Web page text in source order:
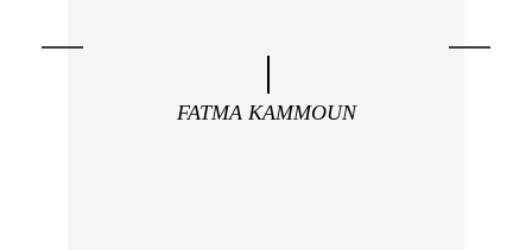
FATMA KAMMOUN